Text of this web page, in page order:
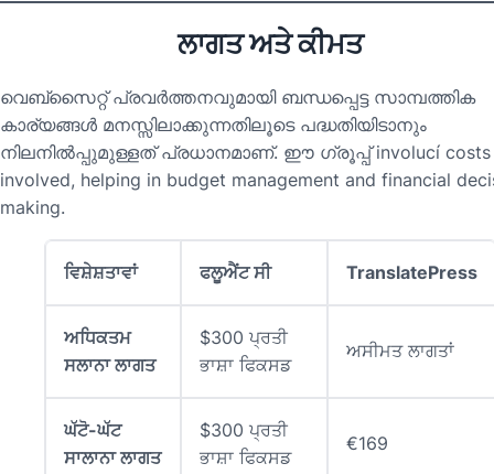
ਲਾਗਤ ਅਤੇ ਕੀਮਤ
വെബ്സൈറ്റ് പ്രവർത്തനവുമായി ബന്ധപ്പെട്ട സാമ്പത്തിക
കാര്യങ്ങൾ മനസ്സിലാക്കുന്നതിലൂടെ പദ്ധതിയിടാനും
നിലനിൽപ്പുമുള്ളത് പ്രധാനമാണ്. ഈ ഗ്രൂപ്പ് involucí costs
involved, helping in budget management and financial
making.
ਵਿਸ਼ੇਸ਼ਤਾਵਾਂ ਫਲੂਐਂਟ ਸੀ TranslatePress
ਅਧਿਕਤਮ
ਸਲਾਨਾ ਲਾਗਤ
$300 ਪ੍ਰਤੀ
ਭਾਸ਼ਾ ਫਿਕਸਡ
ਅਸੀਮਤ ਲਾਗਤਾਂ
ਘੱਟੋ-ਘੱਟ
ਸਾਲਾਨਾ ਲਾਗਤ
$300 ਪ੍ਰਤੀ
ਭਾਸ਼ਾ ਫਿਕਸਡ
€169